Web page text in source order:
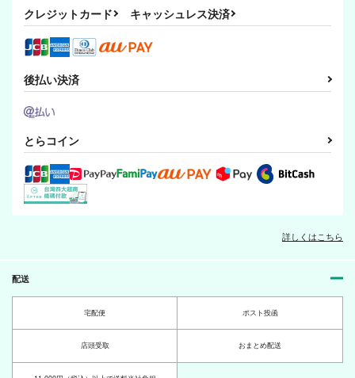
クレジットカード キャッシュレス決済
後払い決済
とらコイン
詳しくはこちら
配送
宅配便 ポスト投函
店頭受取 おまとめ配送